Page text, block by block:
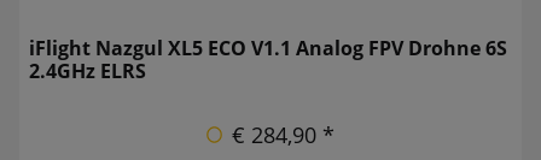
iFlight Nazgul XL5 ECO V1.1 Analog FPV Drohne 6S
2.4GHz ELRS
€ 284,90 *